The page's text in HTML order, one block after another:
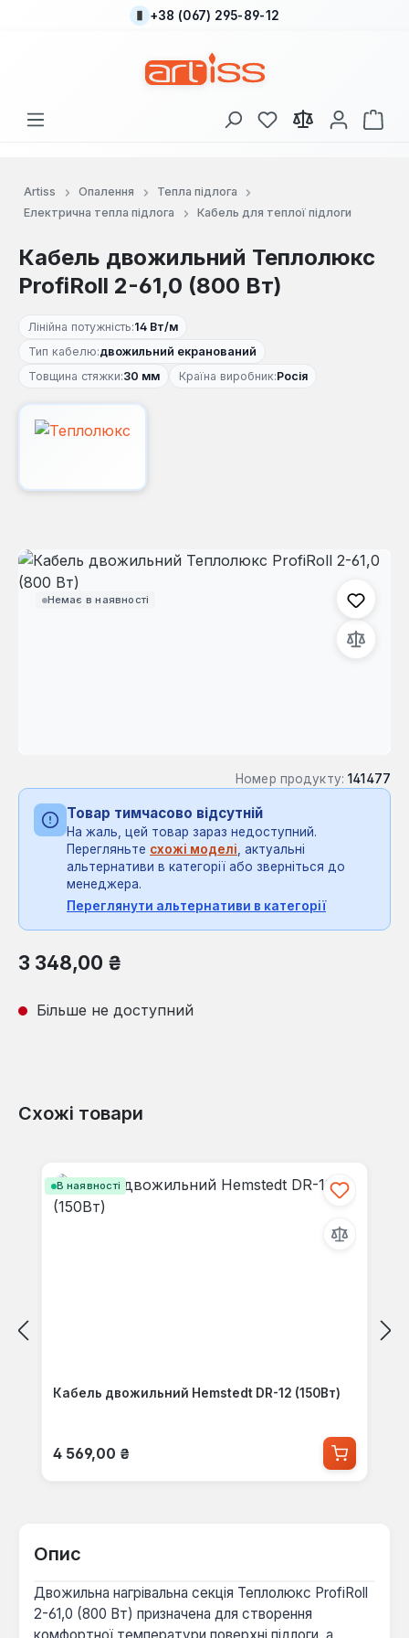
Перейти до основного вмісту
+38 (067) 295-89-12
У вас є 0 у списку
Artiss Опалення
Тепла підлога
Електрична тепла підлога
Кабель для теплої підлоги
Кабель двожильний Теплолюкс
ProfiRoll 2-61,0 (800 Вт)
Лінійна потужність:14 Вт/м
Тип кабелю:двожильний екранований
Товщина стяжки:30 мм Країна виробник:Росія
Немає в наявності
Пропустити галерею зображень
Номер продукту: 141477
Товар тимчасово відсутній
На жаль, цей товар зараз недоступний.
Перегляньте схожі моделі, актуальні
альтернативи в категорії або зверніться до
менеджера.
Переглянути альтернативи в категорії
Звичайна ціна:
3 348,00 ₴
Більше не доступний
Схожі товари
В наявності
Кабель двожильний Hemstedt DR-12 (150Вт)
Звичайна ціна:
4 569,00 ₴
Опис
Двожильна нагрівальна секція Теплолюкс ProfiRoll
2-61,0 (800 Вт) призначена для створення
комфортної температури поверхні підлоги, а